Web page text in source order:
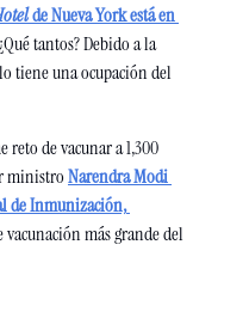
de Nueva York está en
tantos? Debido a la
tiene una ocupación del
de vacunar a 1,300
ministro Narendra Modi
confía en el Programa Universal de Inmunización,
más grande del